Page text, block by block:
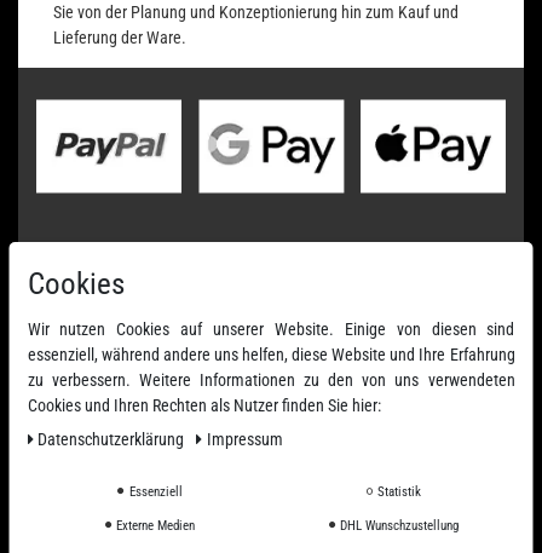
Sie von der Planung und Konzeptionierung hin zum Kauf und
Lieferung der Ware.
Cookies
Wir nutzen Cookies auf unserer Website. Einige von diesen sind
essenziell, während andere uns helfen, diese Website und Ihre Erfahrung
zu verbessern. Weitere Informationen zu den von uns verwendeten
Cookies und Ihren Rechten als Nutzer finden Sie hier:
Daten­schutz­erklärung
Impressum
Essenziell Statistik
Externe Medien DHL Wunschzustellung